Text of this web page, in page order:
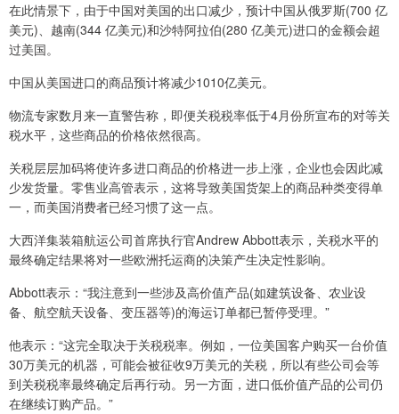
在此情景下，由于中国对美国的出口减少，预计中国从俄罗斯(700 亿
美元)、越南(344 亿美元)和沙特阿拉伯(280 亿美元)进口的金额会超
过美国。
中国从美国进口的商品预计将减少1010亿美元。
物流专家数月来一直警告称，即便关税税率低于4月份所宣布的对等关
税水平，这些商品的价格依然很高。
关税层层加码将使许多进口商品的价格进一步上涨，企业也会因此减
少发货量。零售业高管表示，这将导致美国货架上的商品种类变得单
一，而美国消费者已经习惯了这一点。
大西洋集装箱航运公司首席执行官Andrew Abbott表示，关税水平的
最终确定结果将对一些欧洲托运商的决策产生决定性影响。
Abbott表示：“我注意到一些涉及高价值产品(如建筑设备、农业设
备、航空航天设备、变压器等)的海运订单都已暂停受理。”
他表示：“这完全取决于关税税率。例如，一位美国客户购买一台价值
30万美元的机器，可能会被征收9万美元的关税，所以有些公司会等
到关税税率最终确定后再行动。另一方面，进口低价值产品的公司仍
在继续订购产品。”